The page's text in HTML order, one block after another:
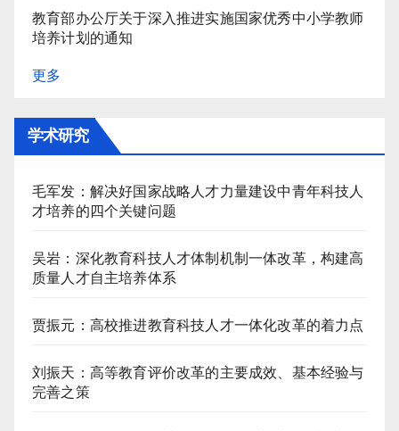
教育部办公厅关于深入推进实施国家优秀中小学教师
培养计划的通知
更多
学术研究
毛军发：解决好国家战略人才力量建设中青年科技人
才培养的四个关键问题
吴岩：深化教育科技人才体制机制一体改革，构建高
质量人才自主培养体系
贾振元：高校推进教育科技人才一体化改革的着力点
刘振天：高等教育评价改革的主要成效、基本经验与
完善之策